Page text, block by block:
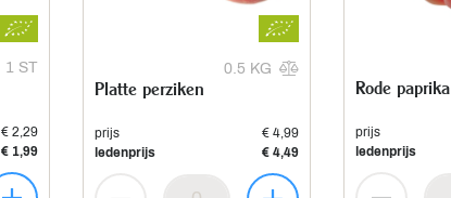
1 ST
€ 2,29
€ 1,99
0.5 KG
Platte perziken
prijs
€ 4,99
ledenprijs
€ 4,49
Rode paprika
prijs
ledenprijs